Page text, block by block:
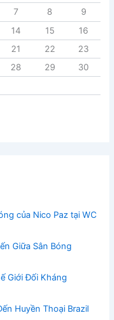
7 8
9
14 15
16
21 22
23
28 29
30
của Nico Paz tại WC
Giữa Sân Bóng
Giới Đối Kháng
Huyền Thoại Brazil